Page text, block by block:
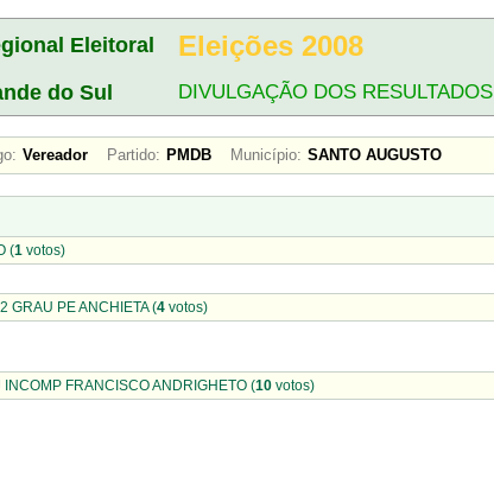
Eleitoral Eleições 2008
do Sul DIVULGAÇÃO DOS RESULTADOS
Vereador Partido: PMDB Município: SANTO AUGUSTO
(1 votos)
GRAU PE ANCHIETA (4 votos)
INCOMP FRANCISCO ANDRIGHETO (10 votos)